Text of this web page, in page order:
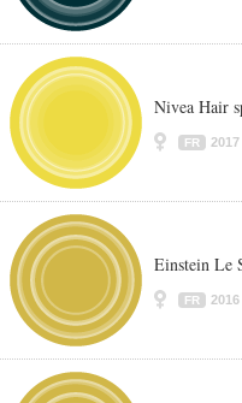
Nivea Hair
FR 2017
Einstein Le
FR 2016